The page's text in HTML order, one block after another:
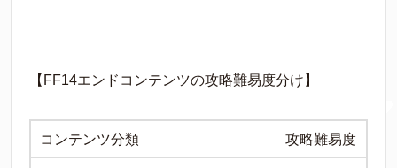
【FF14エンドコンテンツの攻略難易度分け】
コンテンツ分類 攻略難易度